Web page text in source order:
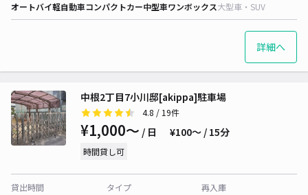
オートバイ軽自動車コンパクトカー中型車ワンボックス大型車・SUV
詳細へ
中根2丁目7小川邸[akippa]駐車場
4.8 / 19件
¥1,000〜 / 日 ¥100〜 / 15分
時間貸し可
貸出時間
タイプ
再入庫